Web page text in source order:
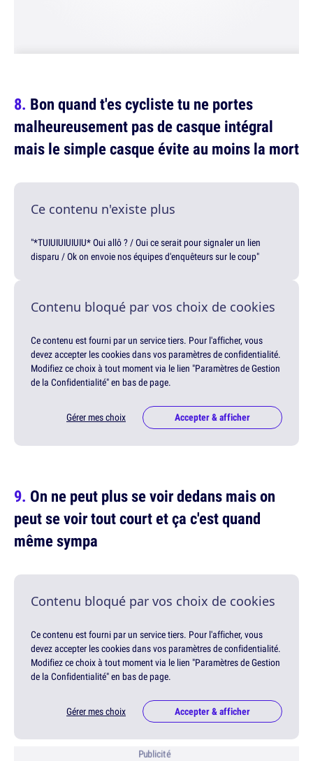
Bon quand t'es cycliste tu ne portes
malheureusement pas de casque intégral
mais le simple casque évite au moins la mort
Ce contenu n'existe plus
"*TUIUIUIUIUIU* Oui allô ? / Oui ce serait pour signaler un lien
disparu / Ok on envoie nos équipes d'enquêteurs sur le coup"
Contenu bloqué par vos choix de cookies
Ce contenu est fourni par un service tiers. Pour l'afficher, vous
devez accepter les cookies dans vos paramètres de confidentialité.
Modifiez ce choix à tout moment via le lien "Paramètres de Gestion
de la Confidentialité" en bas de page.
Gérer mes choix Accepter & afficher
On ne peut plus se voir dedans mais on
peut se voir tout court et ça c'est quand
même sympa
Contenu bloqué par vos choix de cookies
Ce contenu est fourni par un service tiers. Pour l'afficher, vous
devez accepter les cookies dans vos paramètres de confidentialité.
Modifiez ce choix à tout moment via le lien "Paramètres de Gestion
de la Confidentialité" en bas de page.
Gérer mes choix Accepter & afficher
Publicité